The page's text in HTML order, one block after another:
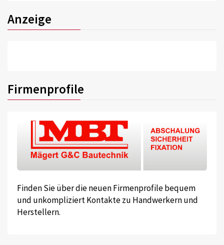
Anzeige
Firmenprofile
Finden Sie über die neuen Firmenprofile bequem
und unkompliziert Kontakte zu Handwerkern und
Herstellern.